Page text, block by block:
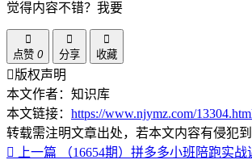
觉得内容不错？我要
点赞 0 分享 收藏
版权声明
本文作者：知识库
本文链接： https://www.njymz.com/
转载需注明文章出处，若本文内容有侵犯
上一篇
（16654期）拼多多小班陪跑实